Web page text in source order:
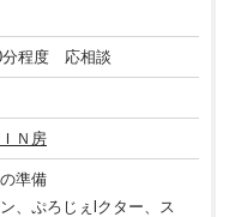
分程度 応相談
Ｎ房
準備
ン、ぷろじぇlクター、ス